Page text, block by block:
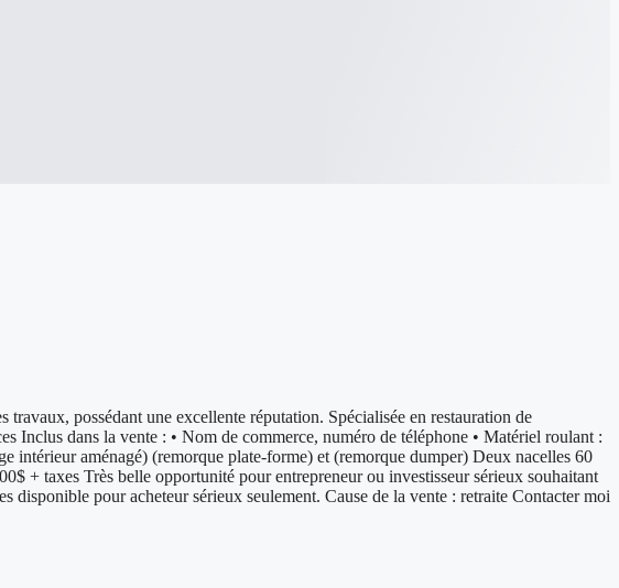
possédant une excellente réputation. Spécialisée en restauration de
Inclus dans la vente : • Nom de commerce, numéro de téléphone • Matériel roulant :
aménagé) (remorque plate-forme) et (remorque dumper) Deux nacelles 60
+ taxes Très belle opportunité pour entrepreneur ou investisseur sérieux souhaitant
pour acheteur sérieux seulement. Cause de la vente : retraite Contacter moi